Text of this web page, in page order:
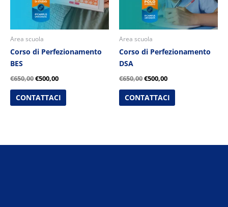
Area scuola
Corso di Perfezionamento
BES
€650,00€500,00
CONTATTACI
Area scuola
Corso di Perfezionamento
DSA
€650,00€500,00
CONTATTACI